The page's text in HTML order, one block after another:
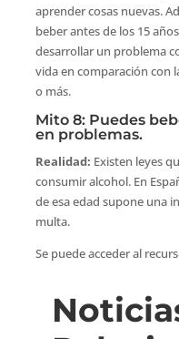
aprender cosas nuevas.
beber antes de los 15
desarrollar un problema
vida en comparación con
o más.
Mito 8: Puedes
en problemas.
Realidad: Existen leyes
consumir alcohol. En
de esa edad supone una
multa.
Se puede acceder al